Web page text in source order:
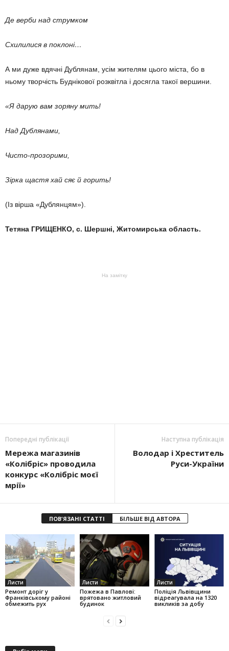
Де верби над струмком
Схилилися в поклоні…
А ми дуже вдячні Дублянам, усім жителям цього міста, бо в
ньому творчість Буднікової розквітла і досягла такої вершини.
«Я дарую вам зоряну мить!
Над Дублянами,
Чисто-прозорими,
Зірка щастя хай сяє й горить!
(Із вірша «Дублянцям»).
Тетяна ГРИЩЕНКО, с. Шершні, Житомирська область.
На замітку
Попередні публікації
Мережа магазинів
«Колібріс» проводила
конкурс «Колібріс моєї
мрії»
Наступна публікація
Володар і Хреститель
Руси-України
ПОВ'ЯЗАНІ СТАТТІ БІЛЬШЕ ВІД АВТОРА
Листи
Ремонт доріг у
Франківському районі
обмежить рух
Листи
Пожежа в Павлові:
врятовано житловий
будинок
Листи
Поліція Львівщини
відреагувала на 1320
викликів за добу